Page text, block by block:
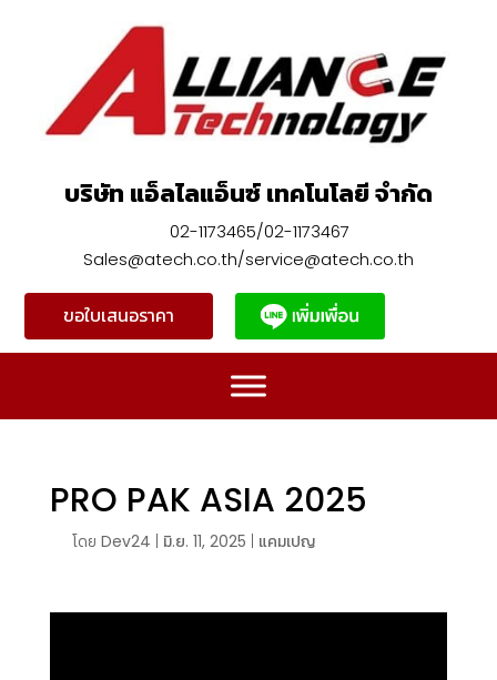
บริษัท แอ็ลไลแอ็นซ์ เทคโนโลยี จำกัด
02-1173465/02-1173467
Sales@atech.co.th/service@atech.co.th
ขอใบเสนอราคา
PRO PAK ASIA 2025
โดย Dev24 | มิ.ย. 11, 2025 | แคมเปญ